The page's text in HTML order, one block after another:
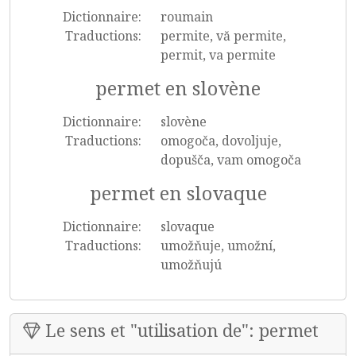
Dictionnaire:
roumain
Traductions:
permite, vă permite,
permit, va permite
permet en slovène
Dictionnaire:
slovène
Traductions:
omogoča, dovoljuje,
dopušča, vam omogoča
permet en slovaque
Dictionnaire:
slovaque
Traductions:
umožňuje, umožní,
umožňujú
Le sens et "utilisation de": permet